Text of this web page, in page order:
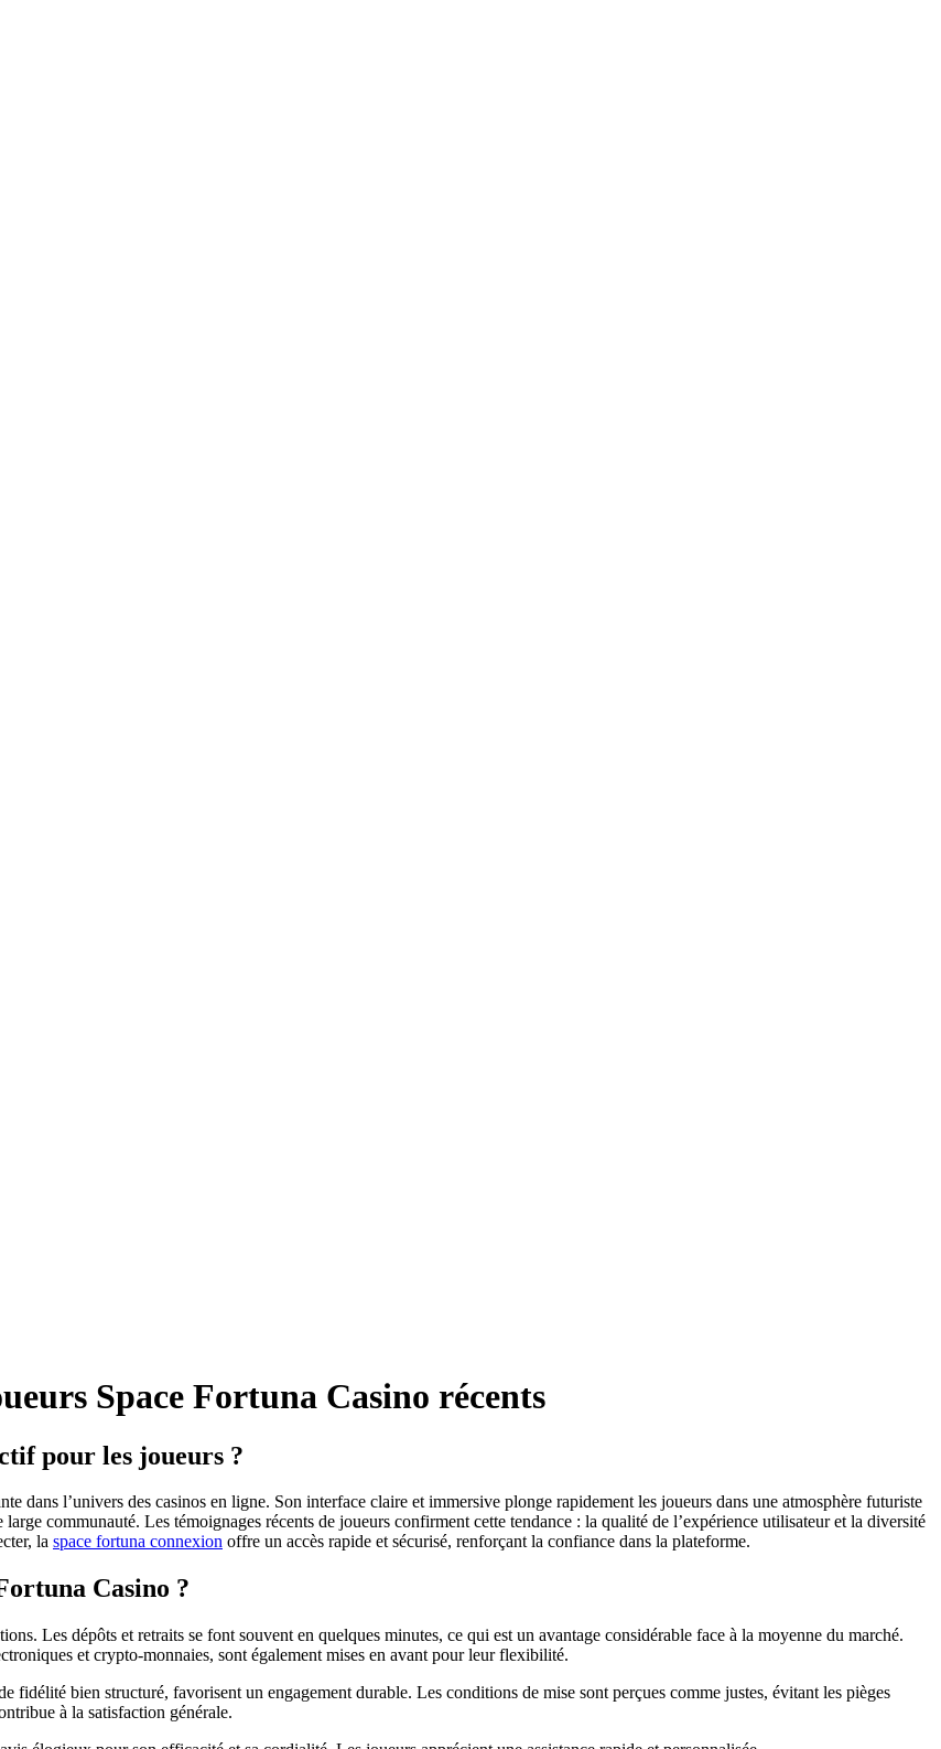
Space Fortuna Casino récents
pour les joueurs ?
dans l’univers des casinos en ligne. Son interface claire et immersive plonge rapidement les joueurs dans une atmosphère futuriste
communauté. Les témoignages récents de joueurs confirment cette tendance : la qualité de l’expérience utilisateur et la diversité
la space fortuna connexion offre un accès rapide et sécurisé, renforçant la confiance dans la plateforme.
Casino ?
Les dépôts et retraits se font souvent en quelques minutes, ce qui est un avantage considérable face à la moyenne du marché.
et crypto-monnaies, sont également mises en avant pour leur flexibilité.
fidélité bien structuré, favorisent un engagement durable. Les conditions de mise sont perçues comme justes, évitant les pièges
à la satisfaction générale.